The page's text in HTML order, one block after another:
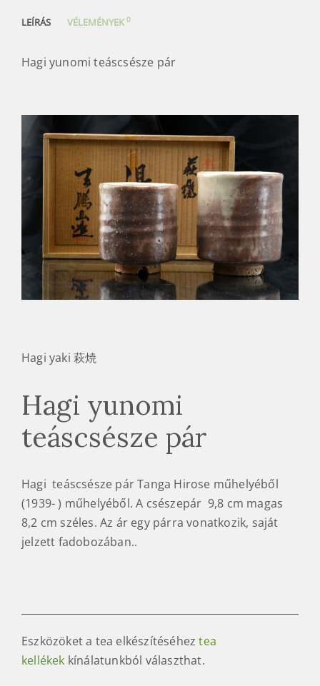
LEÍRÁS VÉLEMÉNYEK0
Hagi yunomi teáscsésze pár
Hagi yaki 萩焼
Hagi yunomi
teáscsésze pár
Hagi teáscsésze pár Tanga Hirose műhelyéből
(1939- ) műhelyéből. A csészepár 9,8 cm magas
8,2 cm széles. Az ár egy párra vonatkozik, saját
jelzett fadobozában..
Eszközöket a tea elkészítéséhez tea
kellékek kínálatunkból választhat.